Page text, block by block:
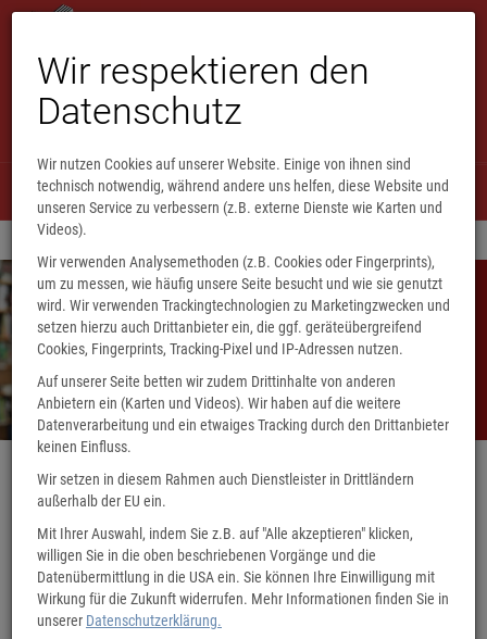
Wir respektieren den
Datenschutz
Wir nutzen Cookies auf unserer Website. Einige von ihnen sind
technisch notwendig, während andere uns helfen, diese Website und
unseren Service zu verbessern (z.B. externe Dienste wie Karten und
Videos).
Wir verwenden Analysemethoden (z.B. Cookies oder Fingerprints),
um zu messen, wie häufig unsere Seite besucht und wie sie genutzt
wird. Wir verwenden Trackingtechnologien zu Marketingzwecken und
setzen hierzu auch Drittanbieter ein, die ggf. geräteübergreifend
Cookies, Fingerprints, Tracking-Pixel und IP-Adressen nutzen.
Auf unserer Seite betten wir zudem Drittinhalte von anderen
Anbietern ein (Karten und Videos). Wir haben auf die weitere
Datenverarbeitung und ein etwaiges Tracking durch den Drittanbieter
keinen Einfluss.
Wir setzen in diesem Rahmen auch Dienstleister in Drittländern
außerhalb der EU ein.
Mit Ihrer Auswahl, indem Sie z.B. auf "Alle akzeptieren" klicken,
willigen Sie in die oben beschriebenen Vorgänge und die
Datenübermittlung in die USA ein. Sie können Ihre Einwilligung mit
Wirkung für die Zukunft widerrufen. Mehr Informationen finden Sie in
unserer Datenschutzerklärung.
Menü 0
Buchladen
Eulenspiegel
Willkommen auf der Seite vom
Buchladen Eulenspiegel
In unserem Onlineshop können Sie sich austoben und dann alles Gelieferte
im Laden abholen, wenn Sie dieAbholfachbestellung auswählen.
Wir weisen darauf hin, dass es sich bei dem Onlineshop um das Angebot
des Großhändlers Libri handelt, nicht um unseren Bestand.